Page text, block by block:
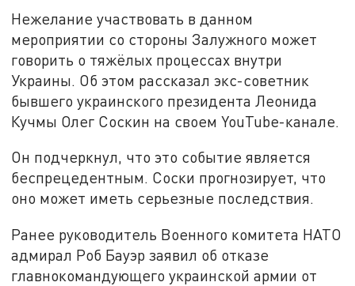
Нежелание участвовать в данном
мероприятии со стороны Залужного может
говорить о тяжёлых процессах внутри
Украины. Об этом рассказал экс-советник
бывшего украинского президента Леонида
Кучмы Олег Соскин на своем YouTube-канале.
Он подчеркнул, что это событие является
беспрецедентным. Соски прогнозирует, что
оно может иметь серьезные последствия.
Ранее руководитель Военного комитета НАТО
адмирал Роб Бауэр заявил об отказе
главнокомандующего украинской армии от